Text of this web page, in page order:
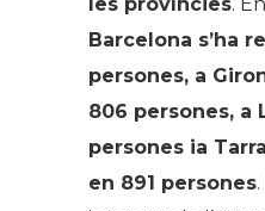
Barcelona s’ha
persones, a
806 persones, a
persones ia
en 891 persones